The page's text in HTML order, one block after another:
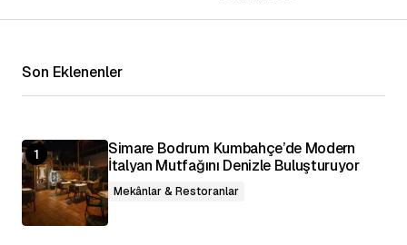
Adınız*
E-posta Adresiniz
adım, e-posta adresim ve site adresim bu
tarayıcıya kaydedilsin.
Yorumu Gönder
Son Eklenenler
Simare Bodrum Kumbahçe’de Modern
İtalyan Mutfağını Denizle Buluşturuyor
Mekânlar & Restoranlar